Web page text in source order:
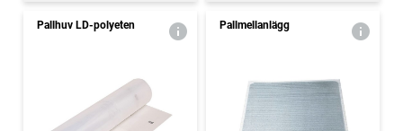
Pallhuv LD-polyeten Pallmellanlägg